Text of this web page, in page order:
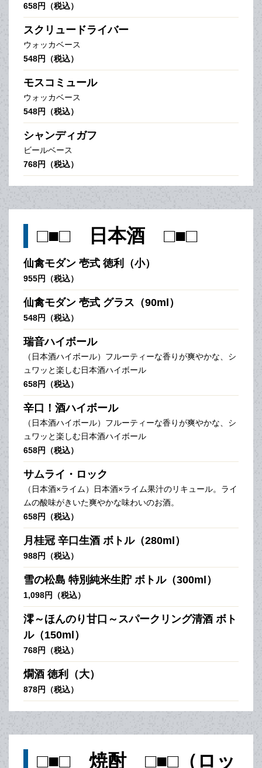
658円（税込）
スクリュードライバー
ウォッカベース
548円（税込）
モスコミュール
ウォッカベース
548円（税込）
シャンディガフ
ビールベース
768円（税込）
□■□ 日本酒 □■□
仙禽モダン 壱式 徳利（小）
955円（税込）
仙禽モダン 壱式 グラス（90ml）
548円（税込）
瑞音ハイボール
（日本酒ハイボール）フルーティーな香りが爽やかな、シ
ュワッと楽しむ日本酒ハイボール
658円（税込）
辛口！酒ハイボール
（日本酒ハイボール）フルーティーな香りが爽やかな、シ
ュワッと楽しむ日本酒ハイボール
658円（税込）
サムライ・ロック
（日本酒×ライム）日本酒×ライム果汁のリキュール。ライ
ムの酸味がきいた爽やかな味わいのお酒。
658円（税込）
月桂冠 辛口生酒 ボトル（280ml）
988円（税込）
雪の松島 特別純米生貯 ボトル（300ml）
1,098円（税込）
澪～ほんのり甘口～スパークリング清酒 ボト
ル（150ml）
768円（税込）
燗酒 徳利（大）
878円（税込）
□■□ 焼酎 □■□（ロッ